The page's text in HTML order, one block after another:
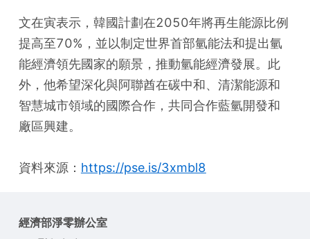
文在寅表示，韓國計劃在2050年將再生能源比例
提高至70%，並以制定世界首部氫能法和提出氫
能經濟領先國家的願景，推動氫能經濟發展。此
外，他希望深化與阿聯酋在碳中和、清潔能源和
智慧城市領域的國際合作，共同合作藍氫開發和
廠區興建。
資料來源： https://pse.is/3xmbl8
經濟部淨零辦公室